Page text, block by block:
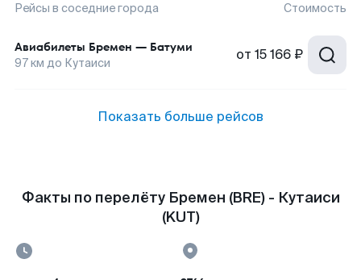
Рейсы в соседние города Стоимость
Авиабилеты Бремен — Батуми
97км до Кутаиси от 15 166 ₽
Показать больше рейсов
Факты по перелёту Бремен (BRE) - Кутаиси
(KUT)